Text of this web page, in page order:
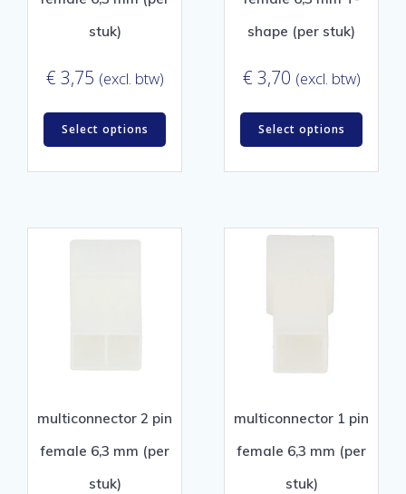
stuk)
€ 3,75 (excl. btw)
Select options
shape (per stuk)
€ 3,70 (excl. btw)
Select options
multiconnector 2 pin
female 6,3 mm (per
stuk)
multiconnector 1 pin
female 6,3 mm (per
stuk)